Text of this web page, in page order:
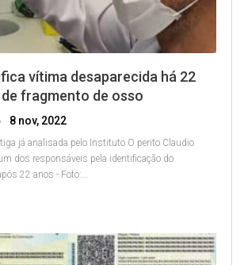
vítima desaparecida há 22
fragmento de osso
8 nov, 2022
já analisada pelo Instituto O perito Claudio
dos responsáveis pela identificação do
22 anos - Foto:…